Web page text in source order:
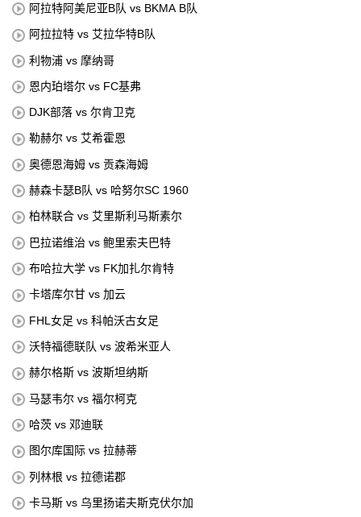
阿拉特阿美尼亚B队 vs BKMA B队
阿拉拉特 vs 艾拉华特B队
利物浦 vs 摩纳哥
恩内珀塔尔 vs FC基弗
DJK部落 vs 尔肯卫克
勒赫尔 vs 艾希霍恩
奥德恩海姆 vs 贡森海姆
赫森卡瑟B队 vs 哈努尔SC 1960
柏林联合 vs 艾里斯利马斯素尔
巴拉诺维治 vs 鲍里索夫巴特
布哈拉大学 vs FK加扎尔肯特
卡塔库尔甘 vs 加云
FHL女足 vs 科帕沃古女足
沃特福德联队 vs 波希米亚人
赫尔格斯 vs 波斯坦纳斯
马瑟韦尔 vs 福尔柯克
哈茨 vs 邓迪联
图尔库国际 vs 拉赫蒂
列林根 vs 拉德诺郡
卡马斯 vs 乌里扬诺夫斯克伏尔加